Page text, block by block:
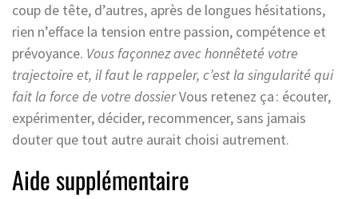
coup de tête, d’autres, après de longues hésitations,
rien n’efface la tension entre passion, compétence et
prévoyance. Vous façonnez avec honnêteté votre
trajectoire et, il faut le rappeler, c’est la singularité qui
fait la force de votre dossierVous retenez ça : écouter,
expérimenter, décider, recommencer, sans jamais
douter que tout autre aurait choisi autrement.
Aide supplémentaire